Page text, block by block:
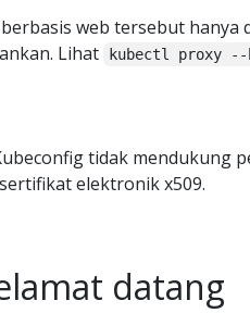
web tersebut hanya
Lihat
kubectl proxy --
tidak mendukung
elektronik x509.
datang